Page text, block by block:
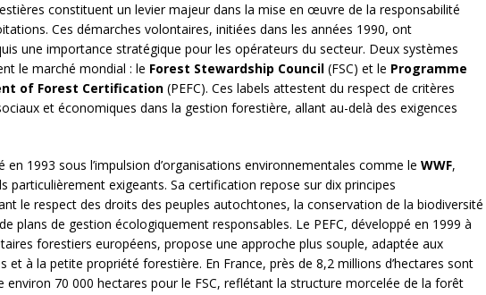
constituent un levier majeur dans la mise en œuvre de la responsabilité
Ces démarches volontaires, initiées dans les années 1990, ont
une importance stratégique pour les opérateurs du secteur. Deux systèmes
le marché mondial : le Forest Stewardship Council (FSC) et le Programme
of Forest Certification (PEFC). Ces labels attestent du respect de critères
et économiques dans la gestion forestière, allant au-delà des exigences
en 1993 sous l’impulsion d’organisations environnementales comme le WWF,
particulièrement exigeants. Sa certification repose sur dix principes
le respect des droits des peuples autochtones, la conservation de la biodiversité
plans de gestion écologiquement responsables. Le PEFC, développé en 1999 à
forestiers européens, propose une approche plus souple, adaptée aux
et à la petite propriété forestière. En France, près de 8,2 millions d’hectares sont
environ 70 000 hectares pour le FSC, reflétant la structure morcelée de la forêt